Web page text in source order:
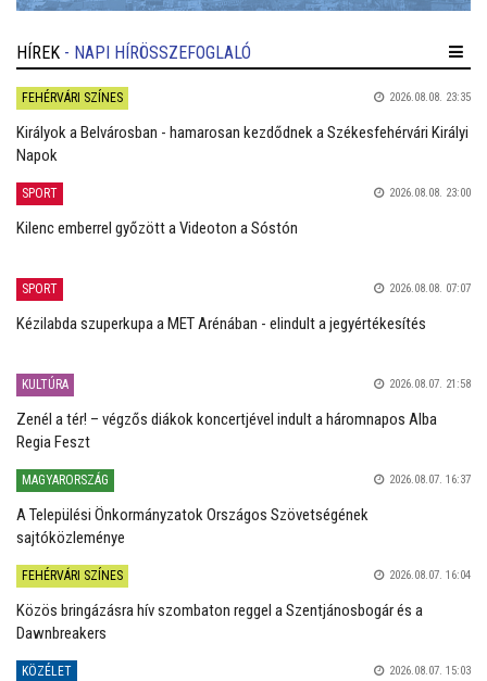
HÍREK - NAPI HÍRÖSSZEFOGLALÓ
FEHÉRVÁRI SZÍNES 2026.08.08. 23:35
Királyok a Belvárosban - hamarosan kezdődnek a Székesfehérvári Királyi
Napok
SPORT 2026.08.08. 23:00
Kilenc emberrel győzött a Videoton a Sóstón
SPORT 2026.08.08. 07:07
Kézilabda szuperkupa a MET Arénában - elindult a jegyértékesítés
KULTÚRA 2026.08.07. 21:58
Zenél a tér! – végzős diákok koncertjével indult a háromnapos Alba
Regia Feszt
MAGYARORSZÁG 2026.08.07. 16:37
A Települési Önkormányzatok Országos Szövetségének
sajtóközleménye
FEHÉRVÁRI SZÍNES 2026.08.07. 16:04
Közös bringázásra hív szombaton reggel a Szentjánosbogár és a
Dawnbreakers
KÖZÉLET 2026.08.07. 15:03